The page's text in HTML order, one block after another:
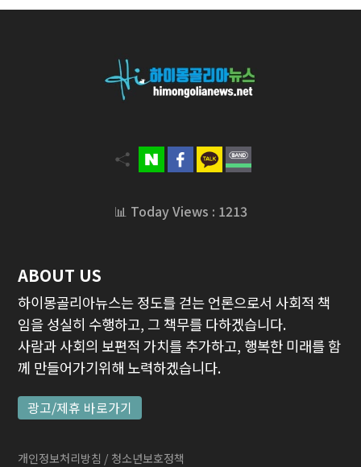
📊 Today Views : 1213
ABOUT US
하이몽골리아뉴스는 정도를 걷는 언론으로서 사회적 책
임을 성실히 수행하고, 그 책무를 다하겠습니다.
사람과 사회의 보편적 가치를 추가하고, 행복한 미래를 함
께 만들어가기위해 노력하겠습니다.
광고/제휴 바로가기
개인정보처리방침 / 청소년보호정책